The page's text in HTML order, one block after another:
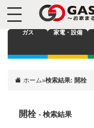
ガス 家電・設備
ホーム»検索結果: 開栓
開栓 - 検索結果